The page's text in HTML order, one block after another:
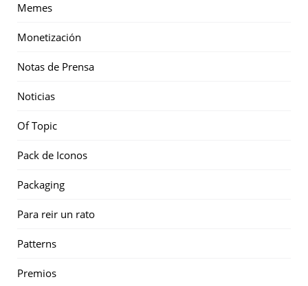
Memes
Monetización
Notas de Prensa
Noticias
Of Topic
Pack de Iconos
Packaging
Para reir un rato
Patterns
Premios